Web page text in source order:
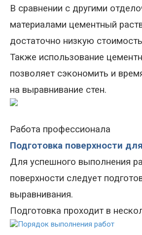
В сравнении с другими
материалами цементный
достаточно низкую
Также использование
позволяет сэкономить и
на выравнивание стен.
Работа профессионала
Подготовка поверхности
Для успешного выполнения
поверхности следует
выравнивания.
Подготовка проходит в